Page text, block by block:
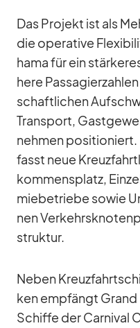
Das Pro­jekt ist als
die ope­ra­tive
hama für ein
here
schaft­li­chen
Trans­port,
neh­men
fasst neue
kom­mens­platz,
mie­be­triebe so­wie
nen
struk­tur.
Ne­ben
ken emp­fängt Grand
Schiffe der Car­ni­val